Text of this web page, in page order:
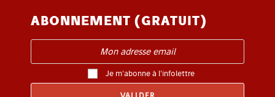
ABONNEMENT (GRATUIT)
Je m'abonne à l'infolettre